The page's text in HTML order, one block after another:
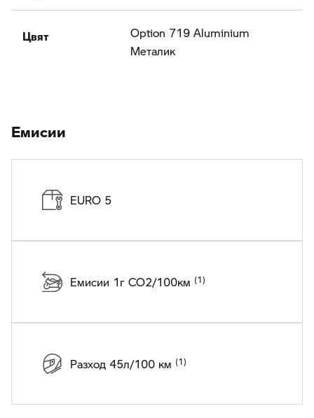
Цвят
Option 719 Aluminium
Meталик
Eмисии
EURO 5
Емисии 1г CO2/100км
Разход 45л/100 км